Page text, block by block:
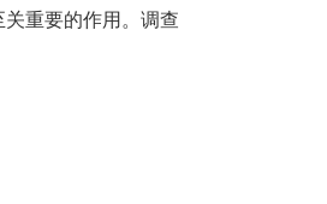
重要的作用。调查